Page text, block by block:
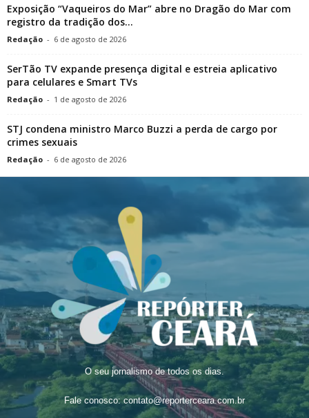
Exposição “Vaqueiros do Mar” abre no Dragão do Mar com
registro da tradição dos...
Redação - 6 de agosto de 2026
SerTão TV expande presença digital e estreia aplicativo
para celulares e Smart TVs
Redação - 1 de agosto de 2026
STJ condena ministro Marco Buzzi a perda de cargo por
crimes sexuais
Redação - 6 de agosto de 2026
O seu jornalismo de todos os dias.
Fale conosco: contato@reporterceara.com.br